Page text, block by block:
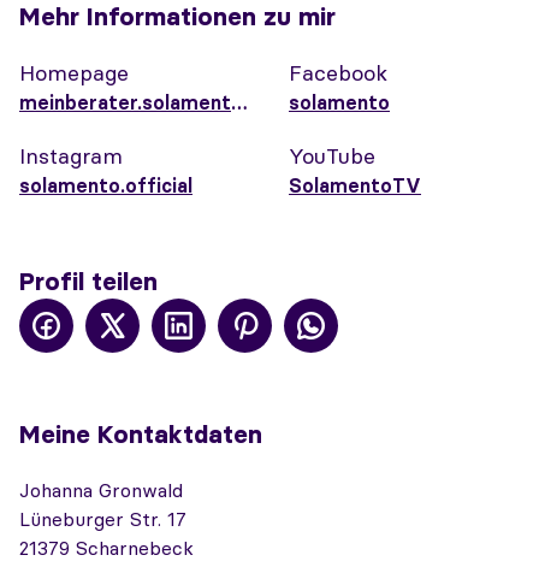
Mehr Informationen zu mir
Homepage
meinberater.solamento.com/johannagronwald
Facebook
solamento
Instagram
solamento.official
YouTube
SolamentoTV
Profil teilen
Meine Kontaktdaten
Johanna Gronwald
Lüneburger Str. 17
21379 Scharnebeck